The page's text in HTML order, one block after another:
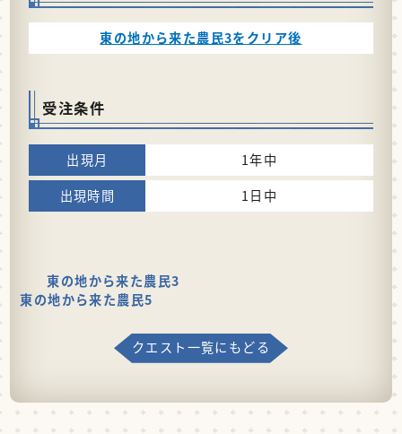
東の地から来た農民3をクリア後
受注条件
1年中
1日中
東の地から来た農民3
東の地から来た農民5
クエスト一覧にもどる